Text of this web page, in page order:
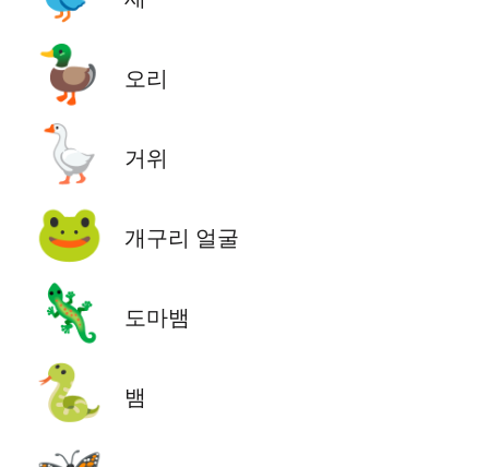
🦆 오리
🪿 거위
🐸 개구리 얼굴
🦎 도마뱀
🐍 뱀